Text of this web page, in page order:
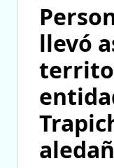
llevó